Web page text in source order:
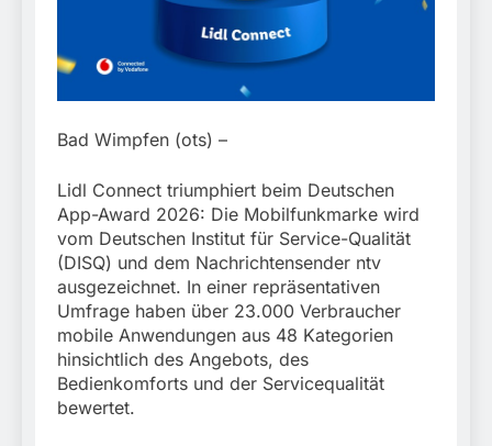
Tiefgaragenzufahrt
31. Juli 2026
Bad Wimpfen (ots) –
Lidl Connect triumphiert beim Deutschen
App-Award 2026: Die Mobilfunkmarke wird
vom Deutschen Institut für Service-Qualität
(DISQ) und dem Nachrichtensender ntv
ausgezeichnet. In einer repräsentativen
Umfrage haben über 23.000 Verbraucher
mobile Anwendungen aus 48 Kategorien
hinsichtlich des Angebots, des
Bedienkomforts und der Servicequalität
bewertet.